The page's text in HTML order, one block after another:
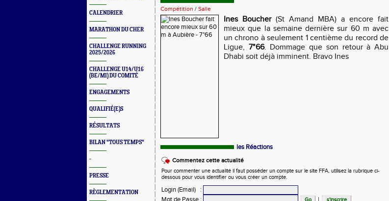
CALENDRIER
MARATHON DU CHER
CHALLENGE RUNNING
2025/2026
CHALLENGE U14/U16
(BE/MI) DU COMITÉ
ENGAGEMENTS
QUALIFIÉ(E)S
RÉSULTATS
BILAN "TOUS TEMPS"
-
PRESSE
RÈGLEMENTATION
Compétition / Salle
Ines Boucher(St Amand MBA) a encore fait
mieux que la semaine dernière sur 60 m avec
un chrono à seulement 1 centième du record de
Ligue, 7"66. Dommage que son retour à Abu
Dhabi soit déjà imminent. Bravo Ines
les Réactions
Commentez cette actualité
Pour commenter une actualité il faut posséder un compte sur le site FFA, utilisez la rubrique ci-
dessous pour vous identifier ou vous créer un compte.
Login (Email)
: